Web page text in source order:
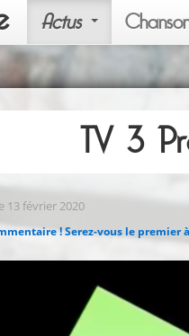
Actus
TV 3
13 février 2020
! Serez-vous le premier